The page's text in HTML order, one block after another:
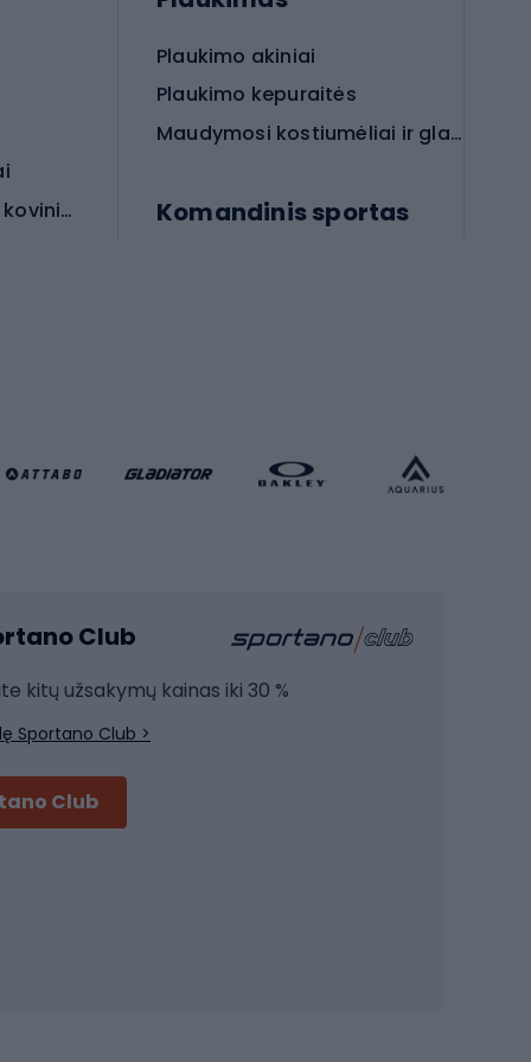
Apsauginės priemonės koviniam sportui
Plaukimo akiniai
Plaukimo kepuraitės
Maudymosi kostiumėliai ir glaudės
Komandinis sportas
Krepšinio apranga
Jėgos įranga
Joga
Club
kitų užsakymų kainas iki 30 %
Sportano Club >
Club